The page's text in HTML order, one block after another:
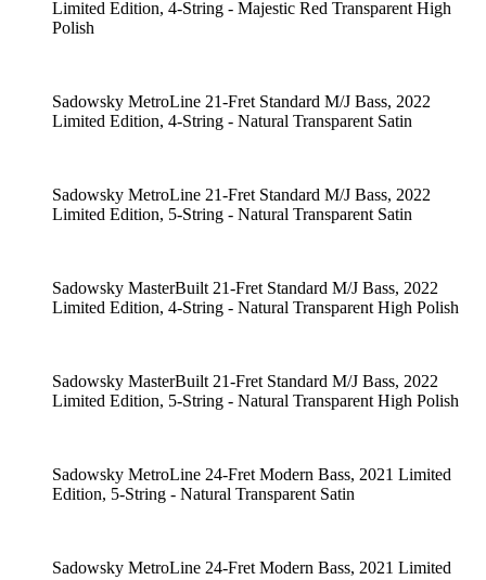
Limited Edition, 4-String - Majestic Red Transparent High
Polish
Sadowsky MetroLine 21-Fret Standard M/J Bass, 2022
Limited Edition, 4-String - Natural Transparent Satin
Sadowsky MetroLine 21-Fret Standard M/J Bass, 2022
Limited Edition, 5-String - Natural Transparent Satin
Sadowsky MasterBuilt 21-Fret Standard M/J Bass, 2022
Limited Edition, 4-String - Natural Transparent High Polish
Sadowsky MasterBuilt 21-Fret Standard M/J Bass, 2022
Limited Edition, 5-String - Natural Transparent High Polish
Sadowsky MetroLine 24-Fret Modern Bass, 2021 Limited
Edition, 5-String - Natural Transparent Satin
Sadowsky MetroLine 24-Fret Modern Bass, 2021 Limited